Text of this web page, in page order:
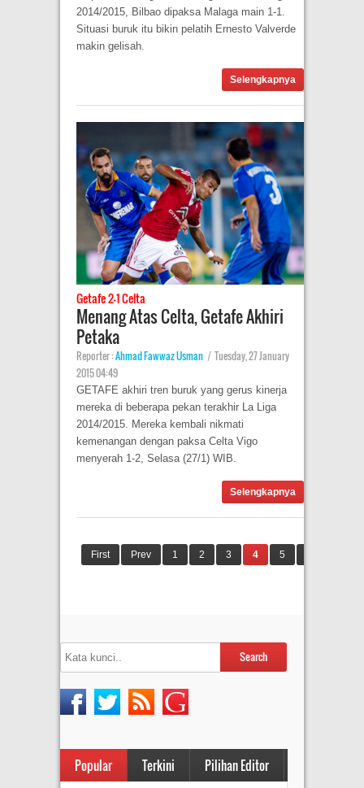
2014/2015, Bilbao dipaksa Malaga main 1-1.
Situasi buruk itu bikin pelatih Ernesto Valverde
makin gelisah.
Selengkapnya
Getafe 2-1 Celta
Menang Atas Celta, Getafe Akhiri
Petaka
Reporter :Ahmad Fawwaz Usman | Tuesday, 27 January
2015 04:49
GETAFE akhiri tren buruk yang gerus kinerja
mereka di beberapa pekan terakhir La Liga
2014/2015. Mereka kembali nikmati
kemenangan dengan paksa Celta Vigo
menyerah 1-2, Selasa (27/1) WIB.
Selengkapnya
First Prev 1 2 3 4 5
Popular Terkini Pilihan Editor